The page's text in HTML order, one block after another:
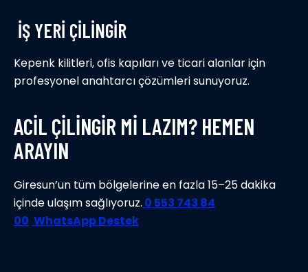
İŞ YERİ ÇİLİNGİR
Kepenk kilitleri, ofis kapıları ve ticari alanlar için
profesyonel anahtarcı çözümleri sunuyoruz.
ACİL ÇİLİNGİR Mİ LAZIM? HEMEN
ARAYIN
Giresun’un tüm bölgelerine en fazla 15–25 dakika
içinde ulaşım sağlıyoruz. 0 553 743 84
00 WhatsApp Destek